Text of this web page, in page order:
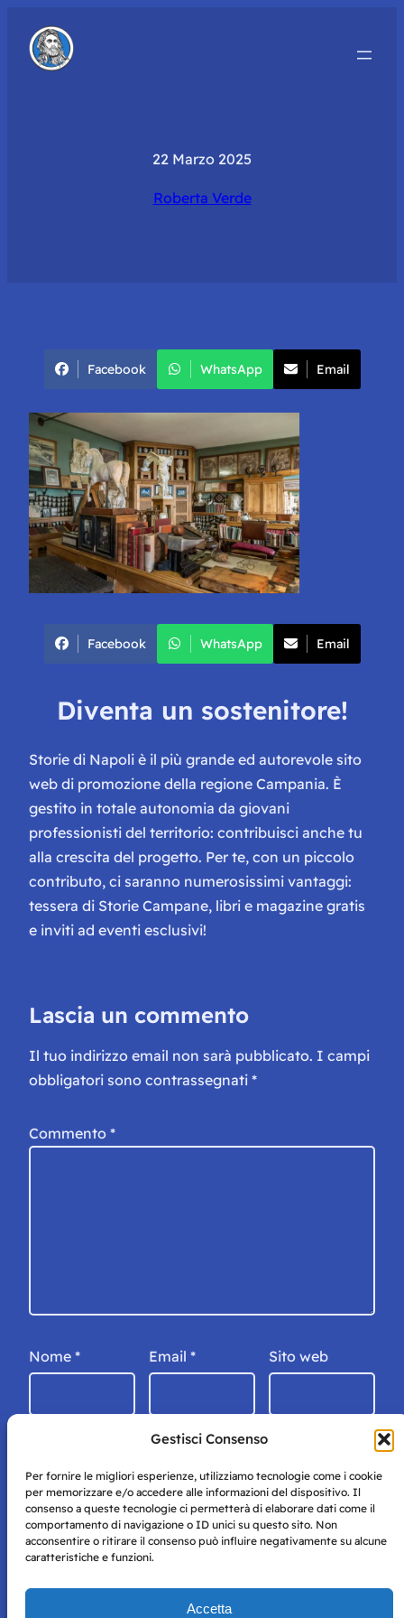
Gestisci Consenso
Per fornire le migliori esperienze, utilizziamo tecnologie come i cookie
per memorizzare e/o accedere alle informazioni del dispositivo. Il
consenso a queste tecnologie ci permetterà di elaborare dati come il
comportamento di navigazione o ID unici su questo sito. Non
acconsentire o ritirare il consenso può influire negativamente su alcune
caratteristiche e funzioni.
Accetta
22 Marzo 2025
Roberta Verde
Facebook WhatsApp Email
Facebook WhatsApp Email
Diventa un sostenitore!
Storie di Napoli è il più grande ed autorevole sito
web di promozione della regione Campania. È
gestito in totale autonomia da giovani
professionisti del territorio: contribuisci anche tu
alla crescita del progetto. Per te, con un piccolo
contributo, ci saranno numerosissimi vantaggi:
tessera di Storie Campane, libri e magazine gratis
e inviti ad eventi esclusivi!
Lascia un commento
Il tuo indirizzo email non sarà pubblicato. I campi
obbligatori sono contrassegnati *
Commento *
Nome * Email * Sito web
Storie di Napoli è una testata registrata presso il tribunale di